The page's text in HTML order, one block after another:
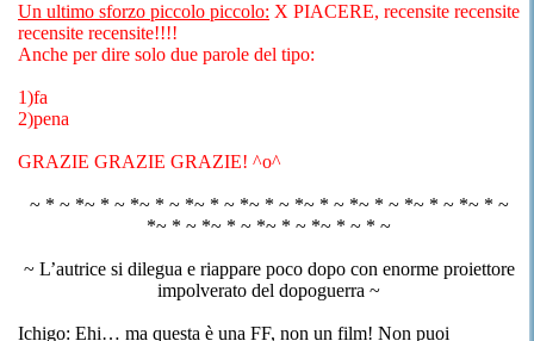
Un ultimo sforzo piccolo piccolo: X PIACERE, recensite recensite
recensite recensite!!!!
Anche per dire solo due parole del tipo:
1)fa
2)pena
GRAZIE GRAZIE GRAZIE! ^o^
~ * ~ *~ * ~ *~ * ~ *~ * ~ *~ * ~ *~ * ~ *~ * ~ *~ * ~ *~ * ~
*~ * ~ *~ * ~ *~ * ~ *~ * ~ * ~
~ L’autrice si dilegua e riappare poco dopo con enorme proiettore
impolverato del dopoguerra ~
Ichigo: Ehi… ma questa è una FF, non un film! Non puoi